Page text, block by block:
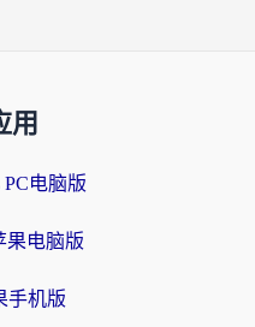
用
PC电脑版
果电脑版
手机版